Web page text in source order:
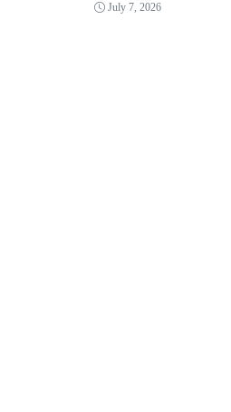
July 7, 2026